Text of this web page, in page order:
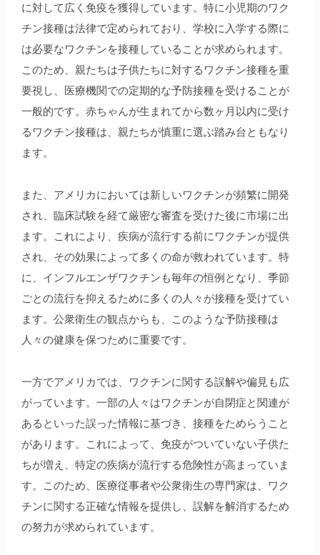
に対して広く免疫を獲得しています。特に小児期のワク
チン接種は法律で定められており、学校に入学する際に
は必要なワクチンを接種していることが求められます。
このため、親たちは子供たちに対するワクチン接種を重
要視し、医療機関での定期的な予防接種を受けることが
一般的です。赤ちゃんが生まれてから数ヶ月以内に受け
るワクチン接種は、親たちが慎重に選ぶ踏み台ともなり
ます。
また、アメリカにおいては新しいワクチンが頻繁に開発
され、臨床試験を経て厳密な審査を受けた後に市場に出
ます。これにより、疾病が流行する前にワクチンが提供
され、その効果によって多くの命が救われています。特
に、インフルエンザワクチンも毎年の恒例となり、季節
ごとの流行を抑えるために多くの人々が接種を受けてい
ます。公衆衛生の観点からも、このような予防接種は
人々の健康を保つために重要です。
一方でアメリカでは、ワクチンに関する誤解や偏見も広
がっています。一部の人々はワクチンが自閉症と関連が
あるといった誤った情報に基づき、接種をためらうこと
があります。これによって、免疫がついていない子供た
ちが増え、特定の疾病が流行する危険性が高まっていま
す。このため、医療従事者や公衆衛生の専門家は、ワク
チンに関する正確な情報を提供し、誤解を解消するため
の努力が求められています。